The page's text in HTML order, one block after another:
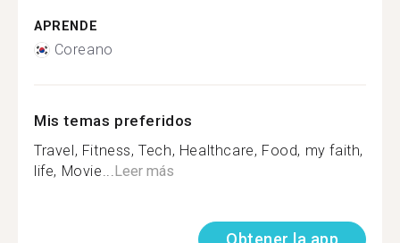
APRENDE
Coreano
Mis temas preferidos
Travel, Fitness, Tech, Healthcare, Food, my faith,
life, Movie...Leer más
Obtener la app